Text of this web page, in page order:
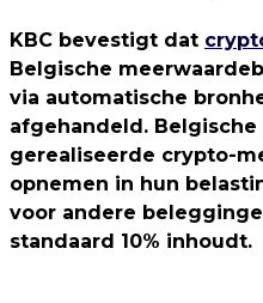
KBC bevestigt dat
Belgische
via automatische
afgehandeld.
gerealiseerde crypto-
opnemen in hun
voor andere
standaard 10% inhoudt.